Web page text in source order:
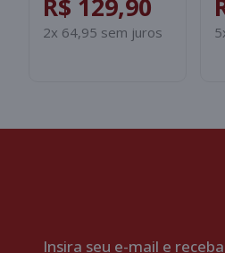
Insira seu e-mail e